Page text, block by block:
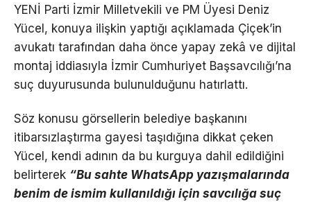
YENİ Parti İzmir Milletvekili ve PM Üyesi Deniz
Yücel, konuya ilişkin yaptığı açıklamada Çiçek’in
avukatı tarafından daha önce yapay zekâ ve dijital
montaj iddiasıyla İzmir Cumhuriyet Başsavcılığı’na
suç duyurusunda bulunulduğunu hatırlattı.
Söz konusu görsellerin belediye başkanını
itibarsızlaştırma gayesi taşıdığına dikkat çeken
Yücel, kendi adının da bu kurguya dahil edildiğini
belirterek “Bu sahte WhatsApp yazışmalarında
benim de ismim kullanıldığı için savcılığa suç